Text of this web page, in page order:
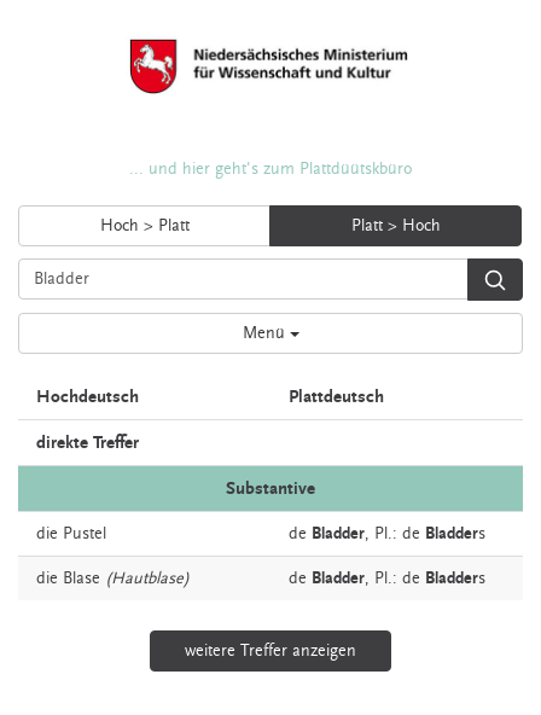
... und hier geht's zum Plattdüütskbüro
Hoch > Platt Platt > Hoch
Menü
Hochdeutsch Plattdeutsch
direkte Treffer
Substantive
die Pustel de Bladder, Pl.: de Bladders
die Blase (Hautblase) de Bladder, Pl.: de Bladders
weitere Treffer anzeigen